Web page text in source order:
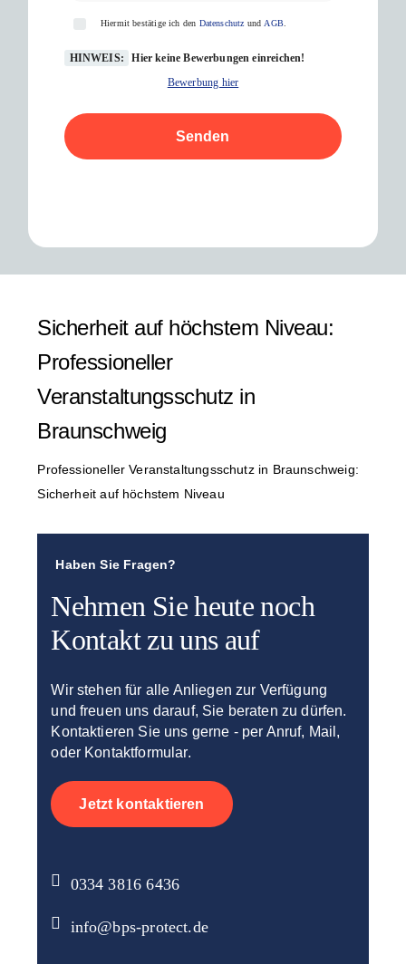
Hiermit bestätige ich den Datenschutz und AGB
HINWEIS:
Hier keine Bewerbungen einreichen!
Bewerbung hier
Senden
Sicherheit auf höchstem Niveau:
Professioneller
Veranstaltungsschutz in
Braunschweig
Professioneller Veranstaltungsschutz in Braunschweig:
Sicherheit auf höchstem Niveau
Haben Sie Fragen?
Nehmen Sie heute noch
Kontakt zu uns auf
Wir stehen für alle Anliegen zur Verfügung
und freuen uns darauf, Sie beraten zu dürfen.
Kontaktieren Sie uns gerne - per Anruf, Mail,
oder Kontaktformular.
Jetzt kontaktieren
0334 3816 6436
info@bps-protect.de